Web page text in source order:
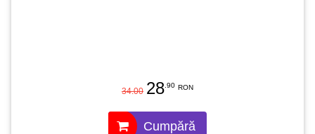
34.00 28 .90 RON
Cumpără